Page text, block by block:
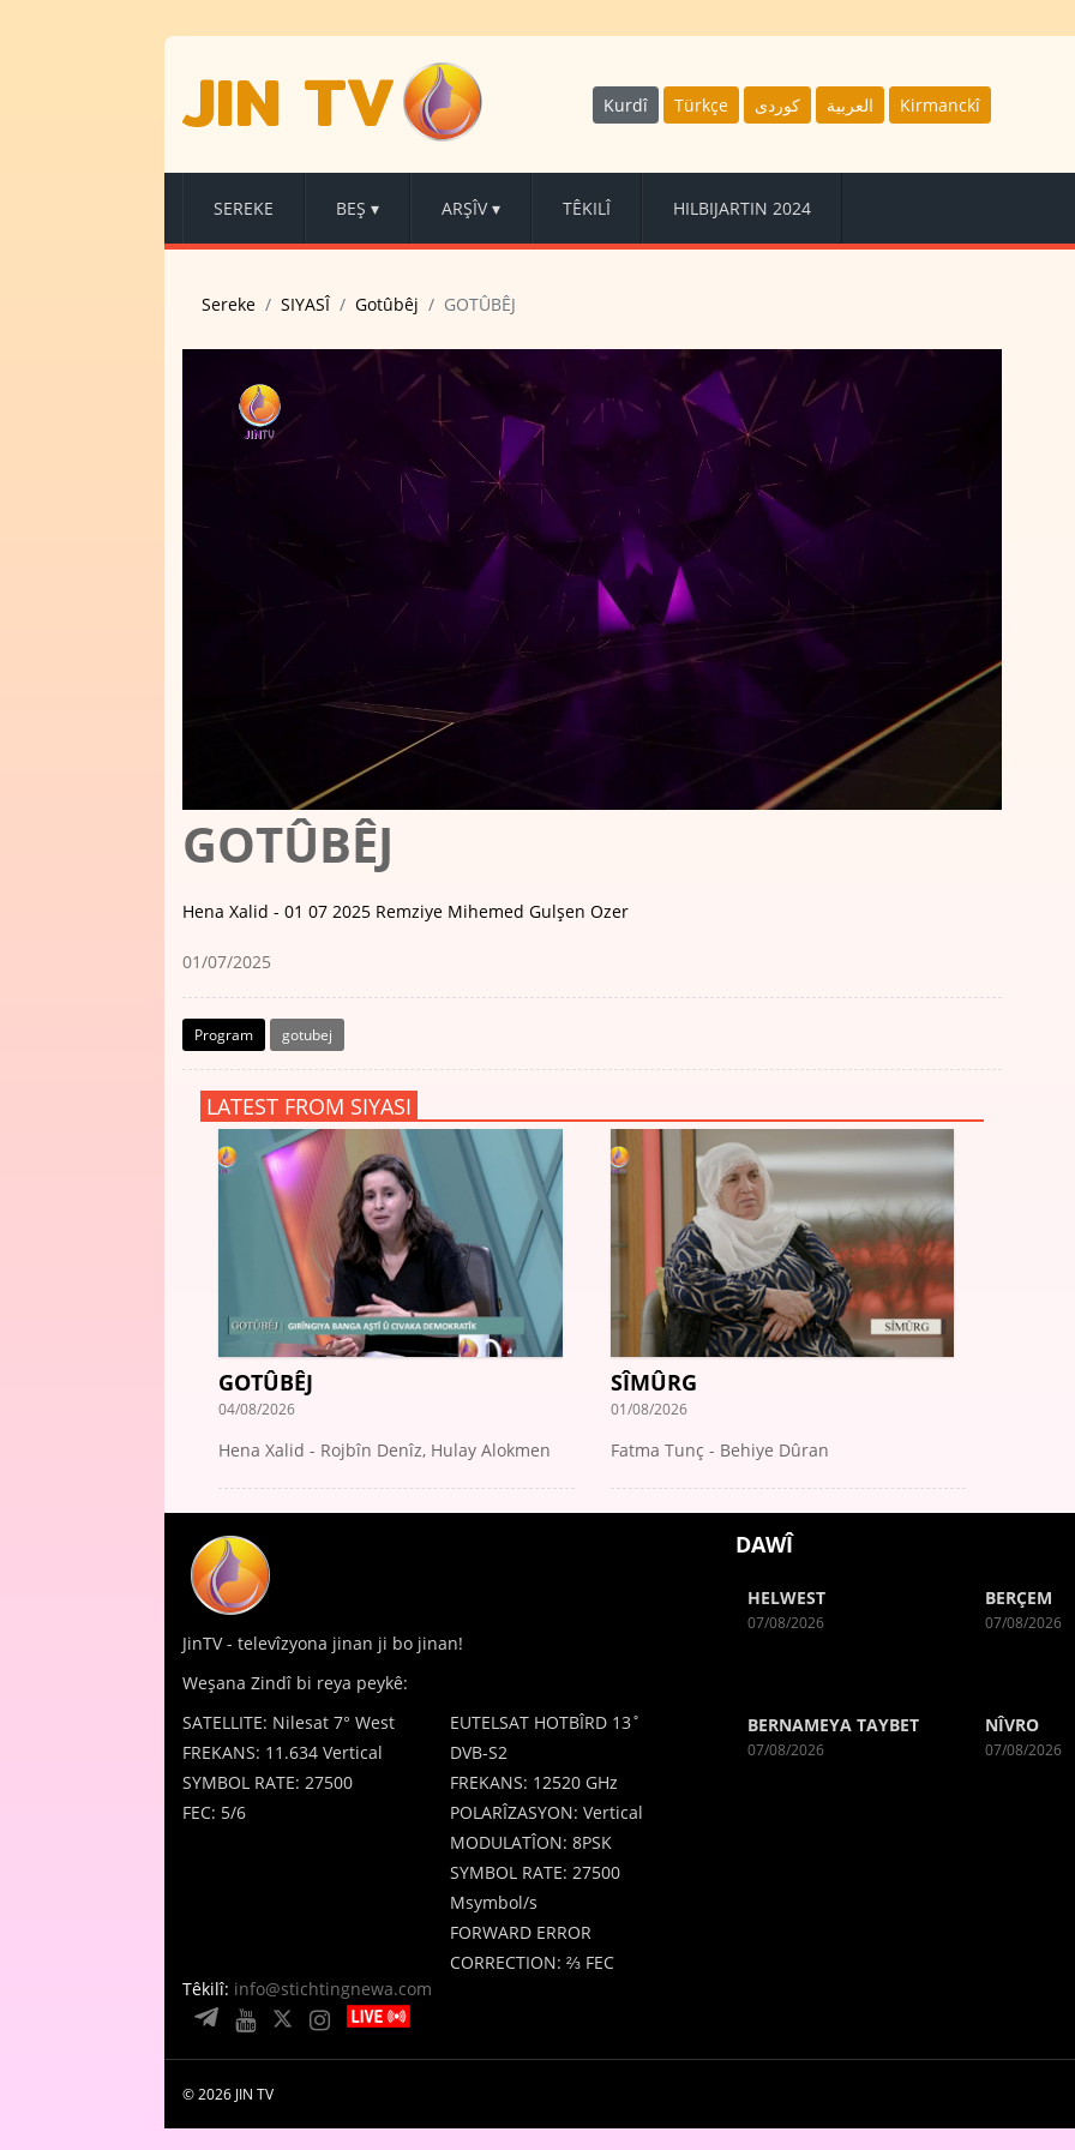
JIN TV Kurdî Türkçe كوردى العربية Kirmanckî
SEREKE BEŞ ▾ ARŞÎV ▾ TÊKILÎ HILBIJARTIN 2024
Sereke SIYASÎ Gotûbêj GOTÛBÊJ
GOTÛBÊJ
Hena Xalid - 01 07 2025 Remziye Mihemed Gulşen Ozer
01/07/2025
Program gotubej
LATEST FROM SIYASI
GOTÛBÊJ
04/08/2026
Hena Xalid - Rojbîn Denîz, Hulay Alokmen
SÎMÛRG
01/08/2026
Fatma Tunç - Behiye Dûran
JinTV - televîzyona jinan ji bo jinan!
Weşana Zindî bi reya peykê:
SATELLITE: Nilesat 7° West
FREKANS: 11.634 Vertical
SYMBOL RATE: 27500
FEC: 5/6
EUTELSAT HOTBÎRD 13˚
DVB-S2
FREKANS: 12520 GHz
POLARÎZASYON: Vertical
MODULATÎON: 8PSK
SYMBOL RATE: 27500
Msymbol/s
FORWARD ERROR
CORRECTION: ⅔ FEC
Têkilî: info@stichtingnewa.com
DAWÎ
HELWEST
07/08/2026
BERÇEM
07/08/2026
BERNAMEYA TAYBET
07/08/2026
NÎVRO
07/08/2026
© 2026 JIN TV